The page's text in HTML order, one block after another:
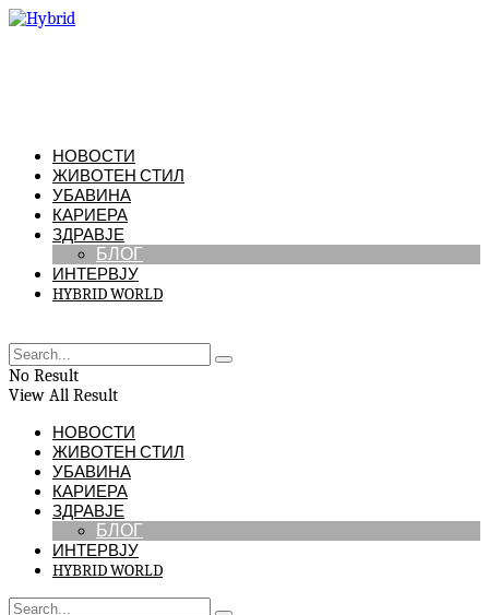
НОВОСТИ
ЖИВОТЕН СТИЛ
УБАВИНА
КАРИЕРА
ЗДРАВЈЕ
БЛОГ
ИНТЕРВЈУ
HYBRID WORLD
No Result
View All Result
НОВОСТИ
ЖИВОТЕН СТИЛ
УБАВИНА
КАРИЕРА
ЗДРАВЈЕ
БЛОГ
ИНТЕРВЈУ
HYBRID WORLD